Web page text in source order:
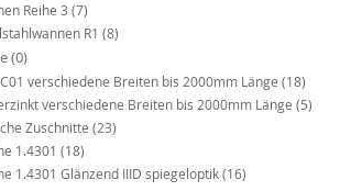
Reihe 3 (7)
R1 (8)
(0)
verschiedene Breiten bis 2000mm Länge (18)
verschiedene Breiten bis 2000mm Länge (5)
Zuschnitte (23)
1.4301 (18)
1.4301 Glänzend IIID spiegeloptik (16)